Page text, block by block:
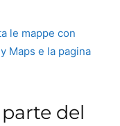
le mappe con
Maps e la pagina
del